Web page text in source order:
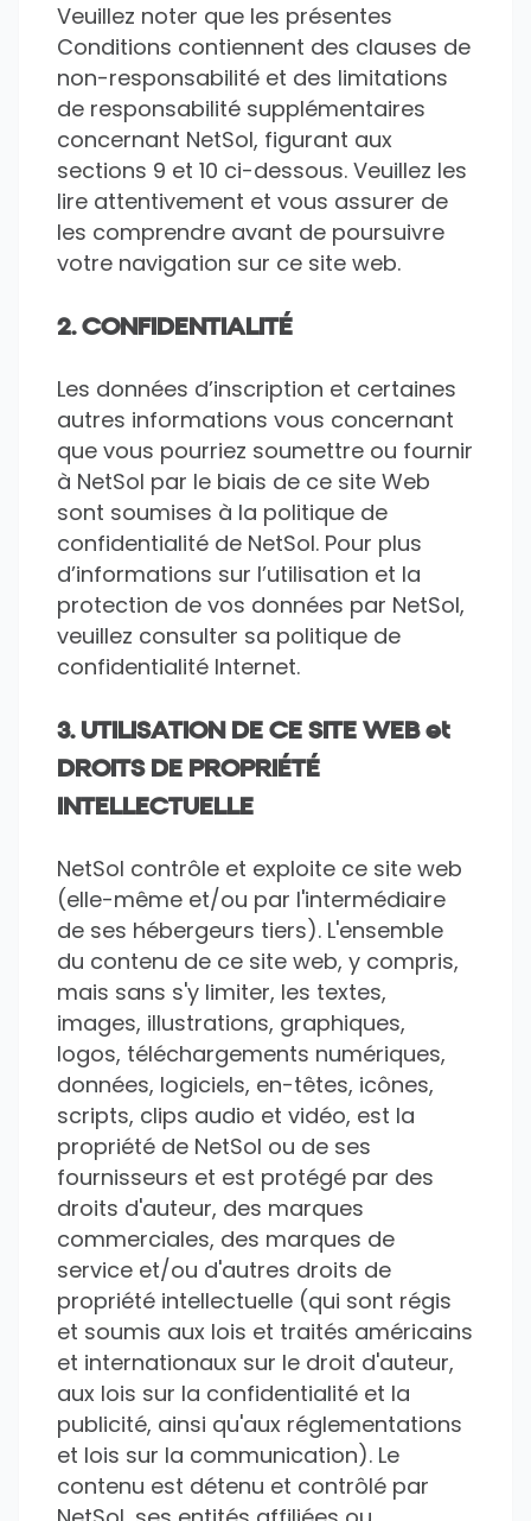
Veuillez noter que les présentes
Conditions contiennent des clauses de
non-responsabilité et des limitations
de responsabilité supplémentaires
concernant NetSol, figurant aux
sections 9 et 10 ci-dessous. Veuillez les
lire attentivement et vous assurer de
les comprendre avant de poursuivre
votre navigation sur ce site web.
2. CONFIDENTIALITÉ
Les données d’inscription et certaines
autres informations vous concernant
que vous pourriez soumettre ou fournir
à NetSol par le biais de ce site Web
sont soumises à la politique de
confidentialité de NetSol. Pour plus
d’informations sur l’utilisation et la
protection de vos données par NetSol,
veuillez consulter sa politique de
confidentialité Internet.
3. UTILISATION DE CE SITE WEB et
DROITS DE PROPRIÉTÉ
INTELLECTUELLE
NetSol contrôle et exploite ce site web
(elle-même et/ou par l'intermédiaire
de ses hébergeurs tiers). L'ensemble
du contenu de ce site web, y compris,
mais sans s'y limiter, les textes,
images, illustrations, graphiques,
logos, téléchargements numériques,
données, logiciels, en-têtes, icônes,
scripts, clips audio et vidéo, est la
propriété de NetSol ou de ses
fournisseurs et est protégé par des
droits d'auteur, des marques
commerciales, des marques de
service et/ou d'autres droits de
propriété intellectuelle (qui sont régis
et soumis aux lois et traités américains
et internationaux sur le droit d'auteur,
aux lois sur la confidentialité et la
publicité, ainsi qu'aux réglementations
et lois sur la communication). Le
contenu est détenu et contrôlé par